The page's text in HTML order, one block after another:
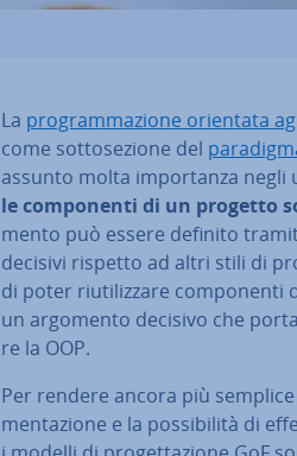
La pro­gram­ma­zio­ne orientata
come sot­to­se­zio­ne del
assunto molta im­por­tan­za negli
le com­po­nen­ti di un progetto
men­to può essere definito
decisivi rispetto ad altri stili di
di poter riu­ti­liz­za­re com­po­nen­ti
un argomento decisivo che
re la OOP.
Per rendere ancora più
men­ta­zio­ne e la pos­si­bi­li­tà di